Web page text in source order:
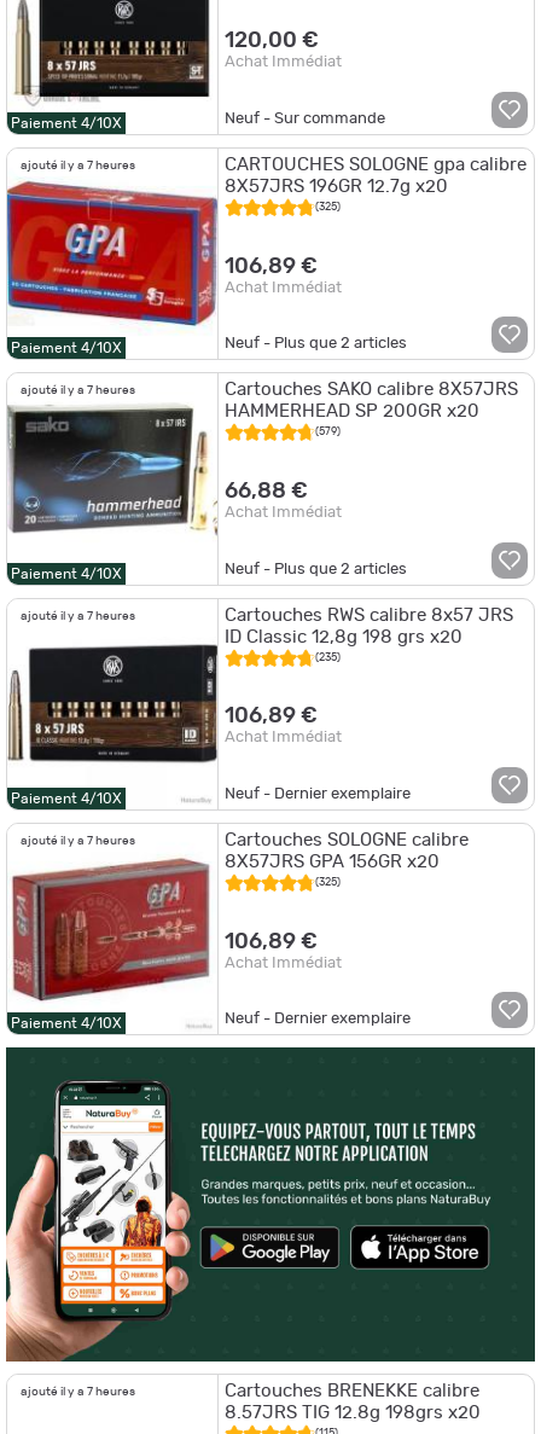
Paiement 4/10X
120,00 €
Achat Immédiat
Neuf - Sur commande
ajouté il y a 7 heures
Paiement 4/10X
CARTOUCHES SOLOGNE gpa calibre
8X57JRS 196GR 12.7g x20
(325)
106,89 €
Achat Immédiat
Neuf - Plus que2 articles
ajouté il y a 7 heures
Paiement 4/10X
Cartouches SAKO calibre 8X57JRS
HAMMERHEAD SP 200GR x20
(579)
66,88 €
Achat Immédiat
Neuf - Plus que2 articles
ajouté il y a 7 heures
Paiement 4/10X
Cartouches RWS calibre 8x57 JRS
ID Classic 12,8g 198 grs x20
(235)
106,89 €
Achat Immédiat
Neuf - Dernier exemplaire
ajouté il y a 7 heures
Paiement 4/10X
Cartouches SOLOGNE calibre
8X57JRS GPA 156GR x20
(325)
106,89 €
Achat Immédiat
Neuf - Dernier exemplaire
ajouté il y a 7 heures
Cartouches BRENEKKE calibre
8.57JRS TIG 12.8g 198grs x20